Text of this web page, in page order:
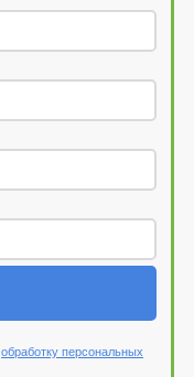
обработку персональных